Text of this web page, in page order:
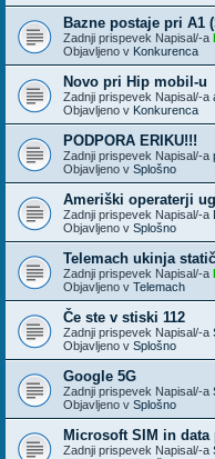
Bazne postaje pri A1
Zadnji prispevek Napisal/-a
Objavljeno v Konkurenca
Novo pri Hip mobil-u
Zadnji prispevek Napisal/-a
Objavljeno v Konkurenca
PODPORA ERIKU!!!
Zadnji prispevek Napisal/-a
Objavljeno v Splošno
Ameriški operaterji
Zadnji prispevek Napisal/-a
Objavljeno v Splošno
Telemach ukinja
Zadnji prispevek Napisal/-a
Objavljeno v Telemach
Če ste v stiski 112
Zadnji prispevek Napisal/-a
Objavljeno v Splošno
Google 5G
Zadnji prispevek Napisal/-a
Objavljeno v Splošno
Microsoft SIM in data
Zadnji prispevek Napisal/-a